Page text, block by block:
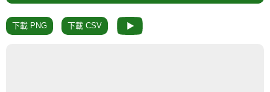
下載 PNG 下載 CSV